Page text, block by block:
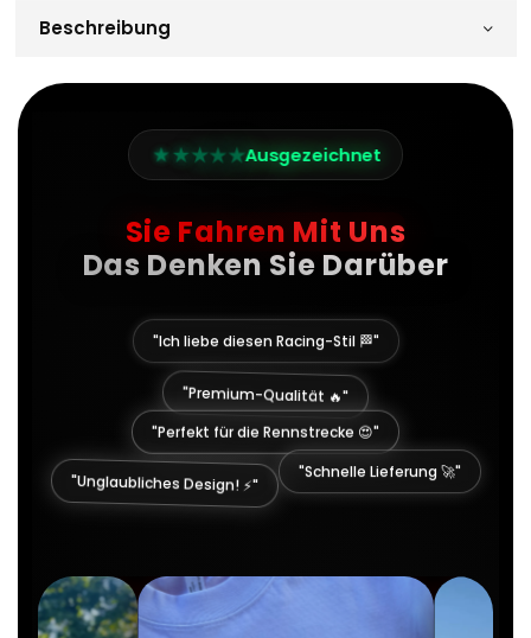
Beschreibung
★★★★★Ausgezeichnet
Sie Fahren Mit Uns
Das Denken Sie Darüber
"Ich liebe diesen Racing-Stil 🏁"
"Premium-Qualität 🔥"
"Perfekt für die Rennstrecke 😍"
"Unglaubliches Design! ⚡" "Schnelle Lieferung 🚀"